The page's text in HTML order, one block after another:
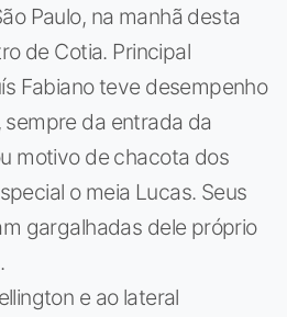
Paulo, na manhã desta
de Cotia. Principal
Fabiano teve desempenho
da entrada da
motivo de chacota dos
o meia Lucas. Seus
gargalhadas dele próprio
e ao lateral